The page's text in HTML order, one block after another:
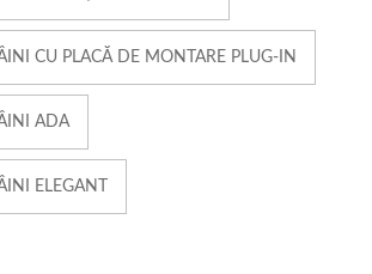
CU PLACĂ DE MONTARE PLUG-IN
ADA
ELEGANT